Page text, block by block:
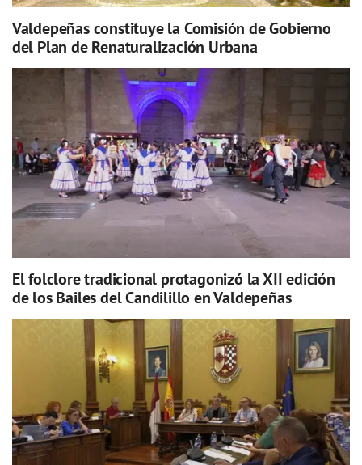
Valdepeñas constituye la Comisión de Gobierno
del Plan de Renaturalización Urbana
El folclore tradicional protagonizó la XII edición
de los Bailes del Candilillo en Valdepeñas